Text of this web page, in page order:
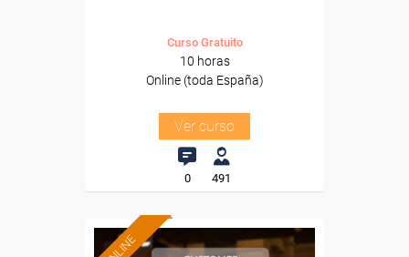
Curso Gratuito
10 horas
Online (toda España)
Ver curso
0 491